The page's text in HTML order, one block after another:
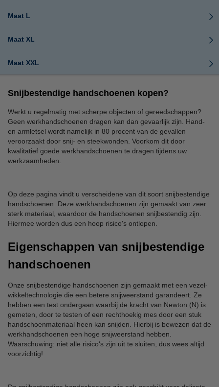
Maat L
Maat XL
Maat XXL
Snijbestendige handschoenen kopen?
Werkt u regelmatig met scherpe objecten of gereedschappen?
Geen werkhandschoenen dragen kan dan gevaarlijk zijn. Hand-
en armletsel wordt namelijk in 80 procent van de gevallen
veroorzaakt door snij- en steekwonden. Voorkom dit door
kwalitatief goede werkhandschoenen te dragen tijdens uw
werkzaamheden.
Op deze pagina vindt u verscheidene van dit soort snijbestendige
handschoenen. Deze werkhandschoenen zijn gemaakt van zeer
sterk materiaal, waardoor de handschoenen snijbestendig zijn.
Hiermee worden dus een hoop risico's ontlopen.
Eigenschappen van snijbestendige
handschoenen
Onze snijbestendige handschoenen zijn gemaakt met een vezel-
wikkeltechnologie die een betere snijweerstand garandeert. Ze
hebben een test ondergaan waarbij de kracht van Newton (N) is
gemeten, door te testen of een rechthoekig mes door een stuk
handschoenmateriaal heen kan snijden. Hierbij is bewezen dat de
werkhandschoenen een hoge snijweerstand hebben.
Waarschuwing: niet alle risico's zijn uit te sluiten, dus wees altijd
voorzichtig!